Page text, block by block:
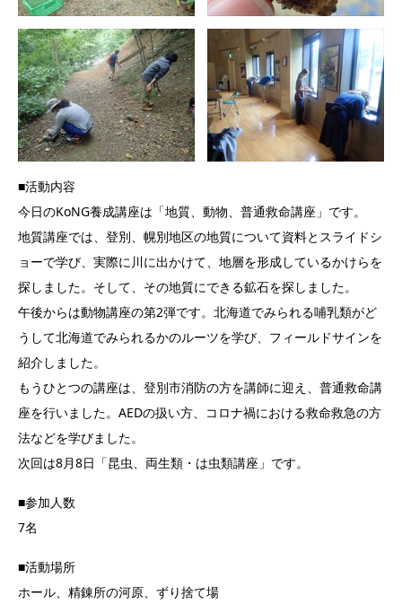
■活動内容
今日のKoNG養成講座は「地質、動物、普通救命講座」です。
地質講座では、登別、幌別地区の地質について資料とスライドシ
ョーで学び、実際に川に出かけて、地層を形成しているかけらを
探しました。そして、その地質にできる鉱石を探しました。
午後からは動物講座の第2弾です。北海道でみられる哺乳類がど
うして北海道でみられるかのルーツを学び、フィールドサインを
紹介しました。
もうひとつの講座は、登別市消防の方を講師に迎え、普通救命講
座を行いました。AEDの扱い方、コロナ禍における救命救急の方
法などを学びました。
次回は8月8日「昆虫、両生類・は虫類講座」です。
■参加人数
7名
■活動場所
ホール、精錬所の河原、ずり捨て場